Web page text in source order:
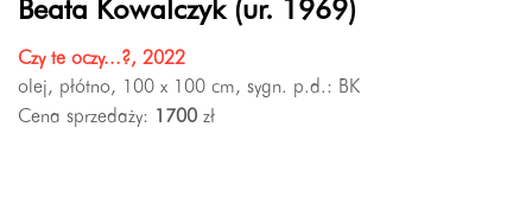
Beata Kowalczyk (ur. 1969)
Czy te oczy...?, 2022
olej, płótno, 100 x 100 cm, sygn. p.d.: BK
Cena sprzedaży:
1700 zł